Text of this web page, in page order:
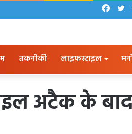
तकनीकी लाइफस्टाइल
अटैक के